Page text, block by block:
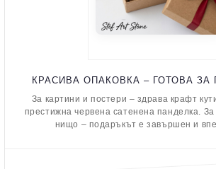
КРАСИВА ОПАКОВКА – ГОТОВА ЗА
За картини и постери – здрава крафт
престижна червена сатенена панделка.
нищо – подаръкът е завършен и